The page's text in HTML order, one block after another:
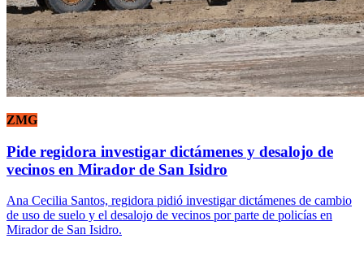
ZMG
Pide regidora investigar dictámenes y desalojo de
vecinos en Mirador de San Isidro
Ana Cecilia Santos, regidora pidió investigar dictámenes de cambio
de uso de suelo y el desalojo de vecinos por parte de policías en
Mirador de San Isidro.